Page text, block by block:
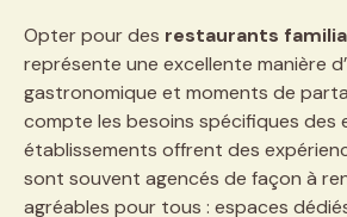
Opter pour des restaurants
représente une excellente manière
gastronomique et moments de
compte les besoins spécifiques des
établissements offrent des
sont souvent agencés de façon à
agréables pour tous : espaces